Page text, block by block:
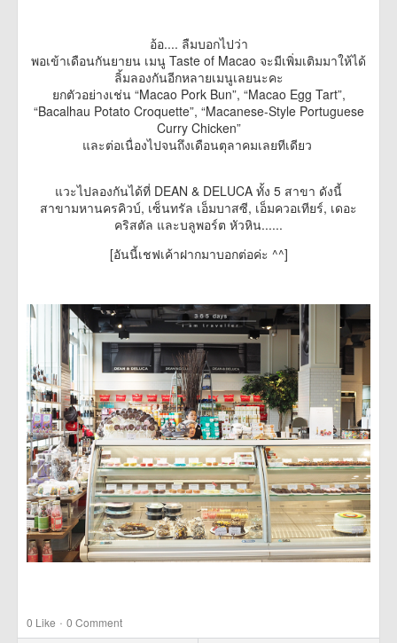
อ้อ.... ลืมบอกไปว่า
พอเข้าเดือนกันยายน เมนู Taste of Macao จะมีเพิ่มเติมมาให้ได้
ลิ้มลองกันอีกหลายเมนูเลยนะคะ
ยกตัวอย่างเช่น “Macao Pork Bun”, “Macao Egg Tart”,
“Bacalhau Potato Croquette”, “Macanese-Style Portuguese
Curry Chicken”
และต่อเนื่องไปจนถึงเดือนตุลาคมเลยทีเดียว
แวะไปลองกันได้ที่ DEAN & DELUCA ทั้ง 5 สาขา ดังนี้
สาขามหานครคิวบ์, เซ็นทรัล เอ็มบาสซี, เอ็มควอเทียร์, เดอะ
คริสตัล และบลูพอร์ต หัวหิน......
[อันนี้เชฟเค้าฝากมาบอกต่อค่ะ ^^]
0 Like · 0 Comment